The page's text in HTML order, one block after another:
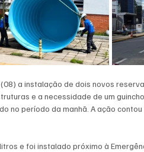
a instalação de dois novos
e a necessidade de um
no período da manhã. A ação
e foi instalado próximo à